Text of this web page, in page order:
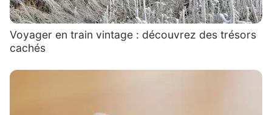
Voyager en train vintage : découvrez des trésors
cachés